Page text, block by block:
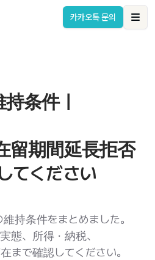
카카오톡 문의
条件｜
留期間延長拒否
てください
持条件をまとめました。
態、所得・納税、
まで確認してください。